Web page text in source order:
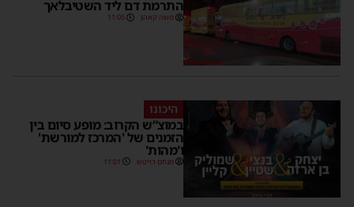
התרמת דם ליד השטיבלאך
משה קאהן 11:05
היכונו
במוצ”ש הקרוב: מופע סיום בין
הזמנים של 'המרכז למורשת'
ו'מהות'
מנחם דויטש 11:01